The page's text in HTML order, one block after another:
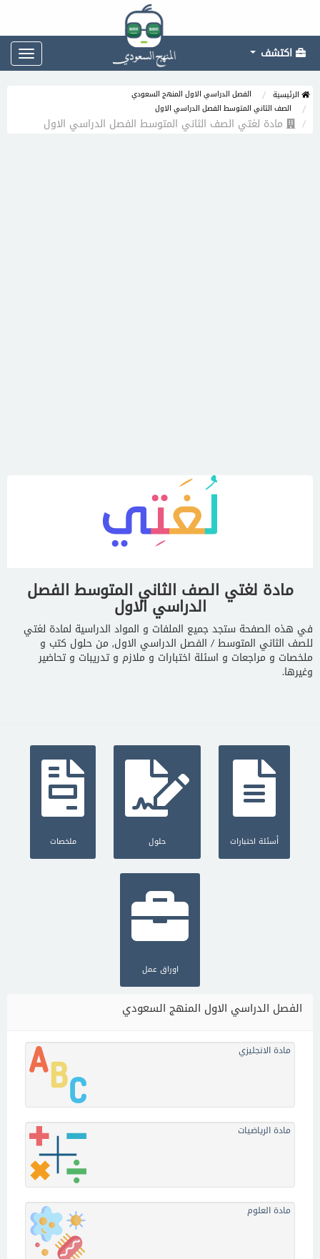
اكتشف
الرئيسية
الفصل الدراسي الاول المنهج السعودي
الصف الثاني المتوسط الفصل الدراسي الاول
مادة لغتي الصف الثاني المتوسط الفصل الدراسي الاول
مادة لغتي الصف الثاني المتوسط الفصل
الدراسي الاول
في هذه الصفحة ستجد جميع الملفات و المواد الدراسية لمادة لغتي
للصف الثاني المتوسط / الفصل الدراسي الاول, من حلول كتب و
ملخصات و مراجعات و اسئلة اختبارات و ملازم و تدريبات و تحاضير
وغيرها.
أسئلة اختبارات حلول ملخصات
اوراق عمل
الفصل الدراسي الاول المنهج السعودي
مادة الانجليزي
مادة الرياضيات
مادة العلوم